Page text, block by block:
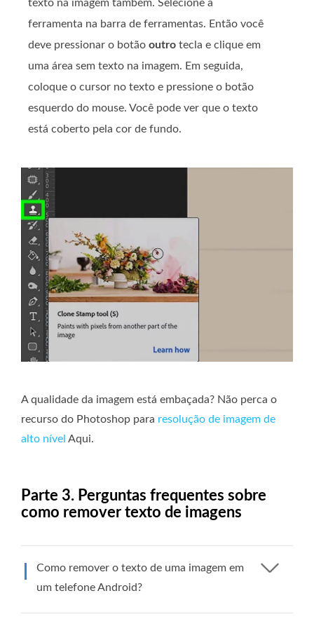
texto na imagem também. Selecione a
ferramenta na barra de ferramentas. Então você
deve pressionar o botão outro tecla e clique em
uma área sem texto na imagem. Em seguida,
coloque o cursor no texto e pressione o botão
esquerdo do mouse. Você pode ver que o texto
está coberto pela cor de fundo.
A qualidade da imagem está embaçada? Não perca o
recurso do Photoshop para resolução de imagem de
alto nível Aqui.
Parte 3. Perguntas frequentes sobre
como remover texto de imagens
Como remover o texto de uma imagem em
um telefone Android?